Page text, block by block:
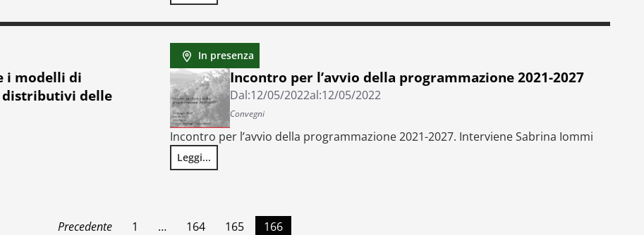
i modelli di
distributivi delle
per l’analisi degli effetti distributivi delle imposte e della spesa pubblica”
In presenza
Incontro per l’avvio della programmazione 2021-2027
Dal:12/05/2022al:12/05/2022
Convegni
Incontro per l’avvio della programmazione 2021-2027. Interviene Sabrina Iommi
Leggi...
Incontro per l’avvio della programmazione 2021-2027
Precedente 1 … 164 165 166